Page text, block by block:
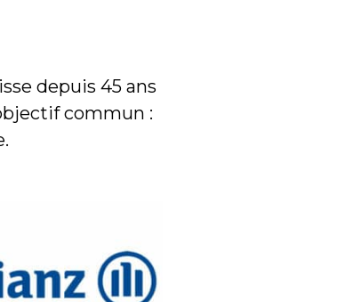
depuis 45 ans
commun :